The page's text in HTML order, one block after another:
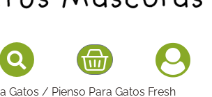
Gatos / Pienso Para Gatos Fresh